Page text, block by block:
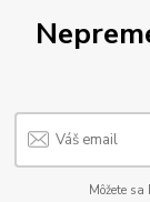
Môžete